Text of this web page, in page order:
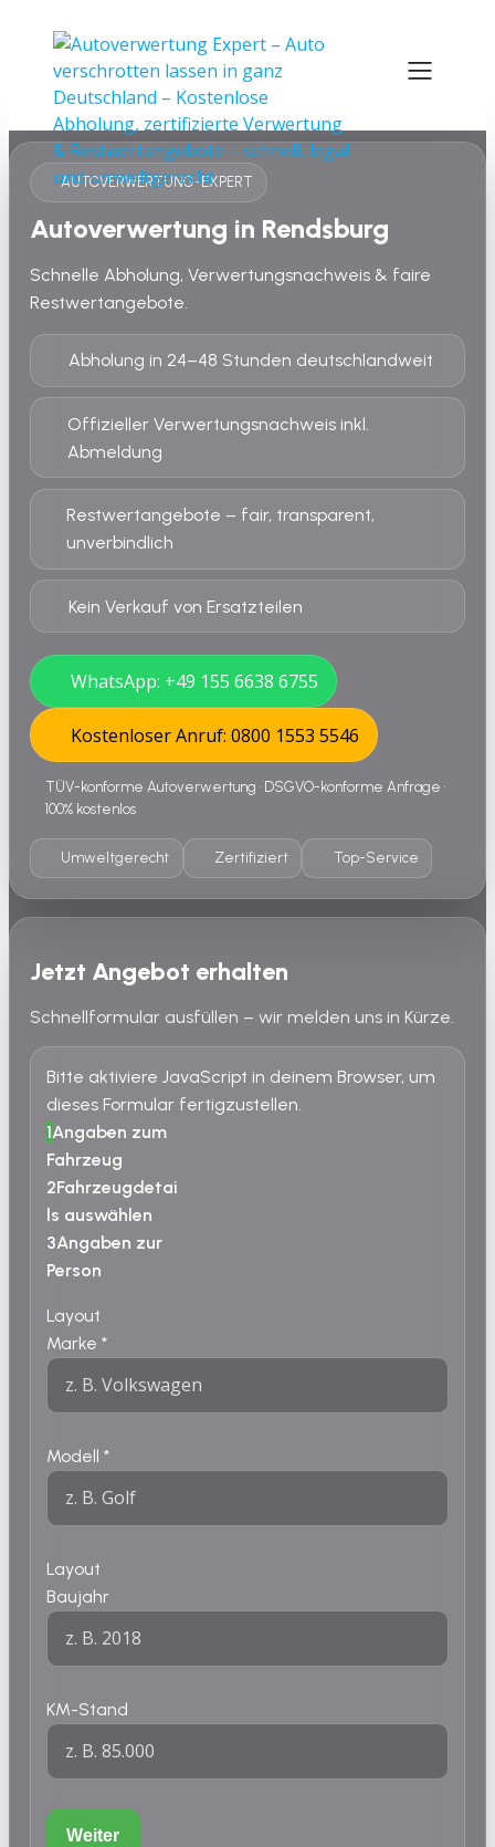
AUTOVERWERTUNG-EXPERT
Autoverwertung in Rendsburg
Schnelle Abholung, Verwertungsnachweis & faire
Restwertangebote.
Abholung in 24–48 Stunden deutschlandweit
Offizieller Verwertungsnachweis inkl.
Abmeldung
Restwertangebote – fair, transparent,
unverbindlich
Kein Verkauf von Ersatzteilen
WhatsApp: +49 155 6638 6755
Kostenloser Anruf: 0800 1553 5546
TÜV-konforme Autoverwertung • DSGVO-konforme Anfrage •
100% kostenlos
Umweltgerecht Zertifiziert Top-Service
Jetzt Angebot erhalten
Schnellformular ausfüllen – wir melden uns in Kürze.
Bitte aktiviere JavaScript in deinem Browser, um
dieses Formular fertigzustellen.
1Angaben zum
Fahrzeug
2Fahrzeugdetai
ls auswählen
3Angaben zur
Person
Layout
Marke *
Modell *
Layout
Baujahr
KM-Stand
Weiter